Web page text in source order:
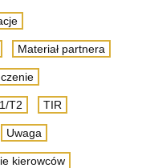
Materiał partnera
T2 TIR
Uwaga
kierowców